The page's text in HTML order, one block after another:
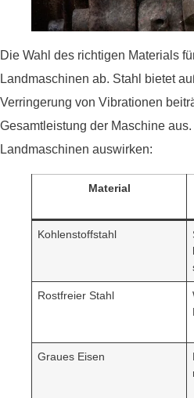
Die Wahl des richtigen Materials
Landmaschinen ab. Stahl bietet
Verringerung von Vibrationen
Gesamtleistung der Maschine
Landmaschinen auswirken:
Material
Kohlenstoffstahl
Rostfreier Stahl
Graues Eisen